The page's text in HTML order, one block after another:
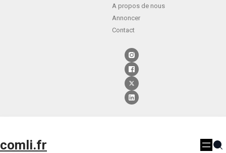
A propos de nous
Annoncer
Contact
comli.fr